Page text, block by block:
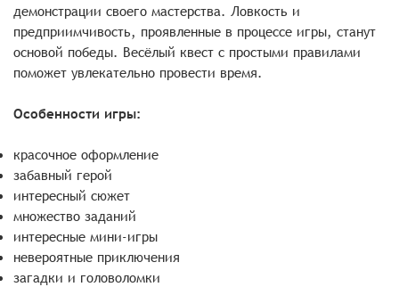
демонстрации своего мастерства. Ловкость и
предприимчивость, проявленные в процессе игры, станут
основой победы. Весёлый квест с простыми правилами
поможет увлекательно провести время.
Особенности игры:
красочное оформление
забавный герой
интересный сюжет
множество заданий
интересные мини-игры
невероятные приключения
загадки и головоломки